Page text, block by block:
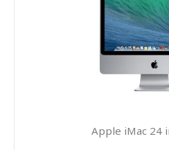
Apple iMac 24